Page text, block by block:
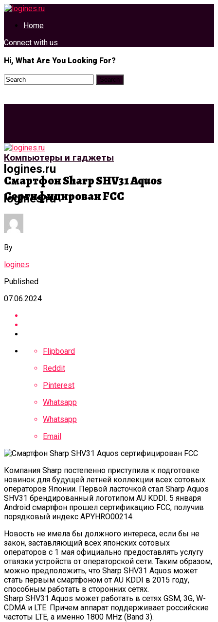
Home
Connect with us
Hi, What Are You Looking For?
logines.ru
logines.ru
Компьютеры и гаджеты
Смартфон Sharp SHV31 Aquos
Сертифицирован FCC
By
logines
Published
07.06.2024
Flipboard
Reddit
Pinterest
Whatsapp
Whatsapp
Email
Компания Sharp постепенно приступила к подготовке
новинок для будущей летней коллекции всех сотовых
операторов Японии. Первой ласточкой стал Sharp Aquos
SHV31 брендированный логотипом AU KDDI. 5 января
Android смартфон прошел сертификацию FCC, получив
порядковый индекс APYHRO00214.
Новость не имела бы должного интереса, если бы не
закон, заставляющий всех японских сотовых
операторов с 1 мая официально предоставлять услугу
отвязки устройств от операторской сети. Таким образом,
можно предположить, что Sharp SHV31 Aquos может
стать первым смартфоном от AU KDDI в 2015 году,
способным работать в сторонних сетях.
Sharp SHV31 Aquos может работать в сетях GSM, 3G, W-
CDMA и LTE. Причем аппарат поддерживает российские
частоты LTE, а именно 1800 MHz (Band 3).